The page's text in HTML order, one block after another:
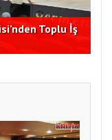
Toplu İş